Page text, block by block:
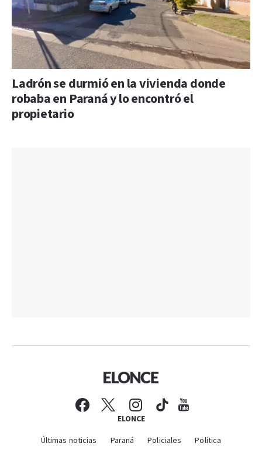
Ladrón se durmió en la vivienda donde
robaba en Paraná y lo encontró el
propietario
ELONCE
Últimas noticias Paraná Policiales
Política